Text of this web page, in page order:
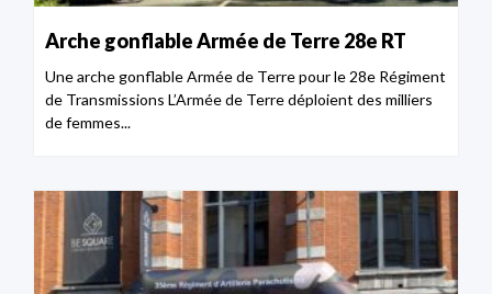
Arche gonflable Armée de Terre 28e RT
Une arche gonflable Armée de Terre pour le 28e Régiment
de Transmissions L’Armée de Terre déploient des milliers
de femmes...